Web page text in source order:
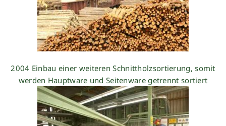
2004 Einbau einer weiteren Schnittholzsortierung, somit
werden Hauptware und Seitenware getrennt sortiert